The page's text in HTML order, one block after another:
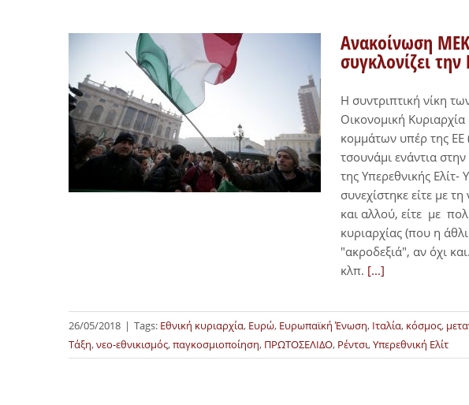
Ανακοίνωση
συγκλονίζει
Η συντριπτική νίκη
Οικονομική
κομμάτων υπέρ της ΕΕ
τσουνάμι ενάντια
της Υπερεθνικής Ελίτ-
συνεχίστηκε είτε με
και αλλού, είτε με
κυριαρχίας (που η
"ακροδεξιά", αν όχι
κλπ. [...]
26/05/2018 | Tags: Εθνική κυριαρχία, Ευρώ, Ευρωπαϊκή Ένωση, Ιταλία, κόσμος,
Τάξη,νεο-εθνικισμός,παγκοσμιοποίηση, ΠΡΩΤΟΣΕΛΙΔΟ, Ρέντσι,Υπερεθνική Ελίτ